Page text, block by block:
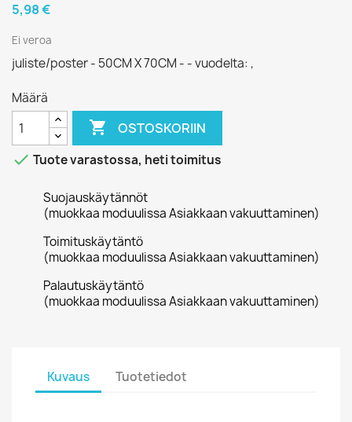
5,98 €
Ei veroa
juliste/poster - 50CM X 70CM - - vuodelta: ,
Määrä
 OSTOSKORIIN
 Tuote varastossa, heti toimitus
Suojauskäytännöt
(muokkaa moduulissa Asiakkaan vakuuttaminen)
Toimituskäytäntö
(muokkaa moduulissa Asiakkaan vakuuttaminen)
Palautuskäytäntö
(muokkaa moduulissa Asiakkaan vakuuttaminen)
Kuvaus Tuotetiedot